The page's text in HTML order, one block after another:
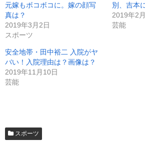
元嫁もボコボコに。嫁の顔写
真は？
2019年3月2日
スポーツ
別、吉本
2019年2
芸能
安全地帯・田中裕二 入院がヤ
バい！入院理由は？画像は？
2019年11月10日
芸能
スポーツ